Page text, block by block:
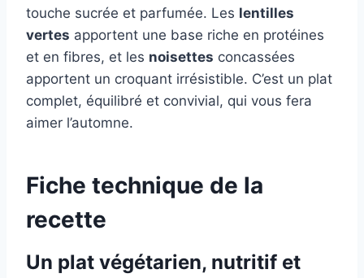
touche sucrée et parfumée. Les lentilles
vertes apportent une base riche en protéines
et en fibres, et les noisettes concassées
apportent un croquant irrésistible. C’est un plat
complet, équilibré et convivial, qui vous fera
aimer l’automne.
Fiche technique de la
recette
Un plat végétarien, nutritif et